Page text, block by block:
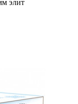
элит